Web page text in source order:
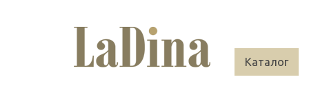
Каталог